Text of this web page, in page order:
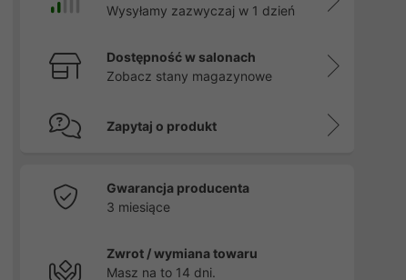
Wysyłamy zazwyczaj w 1 dzień
Dostępność w salonach
Zobacz stany magazynowe
Zapytaj o produkt
Gwarancja producenta
3 miesiące
Zwrot / wymiana towaru
Masz na to 14 dni.